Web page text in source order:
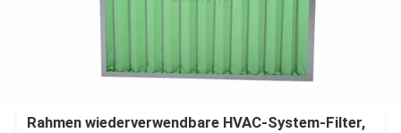
Rahmen wiederverwendbare HVAC-System-Filter,